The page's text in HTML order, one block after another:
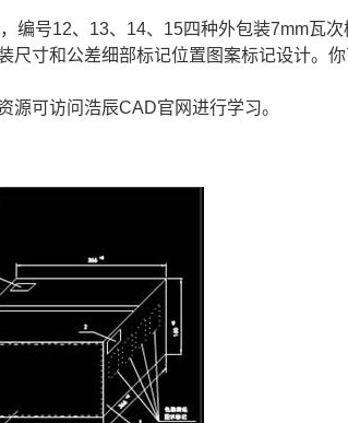
编号12、13、14、15四种外包装7mm瓦
尺寸和公差细部标记位置图案标记设计。
源可访问浩辰CAD官网进行学习。